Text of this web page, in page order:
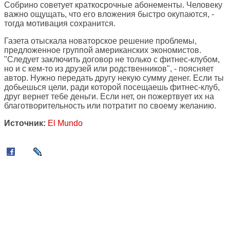
Собрино советует краткосрочные абонементы. Человеку
важно ощущать, что его вложения быстро окупаются, -
тогда мотивация сохранится.
Газета отыскала новаторское решение проблемы,
предложенное группой американских экономистов.
"Следует заключить договор не только с фитнес-клубом,
но и с кем-то из друзей или родственников", - поясняет
автор. Нужно передать другу некую сумму денег. Если ты
добьешься цели, ради которой посещаешь фитнес-клуб,
друг вернет тебе деньги. Если нет, он пожертвует их на
благотворительность или потратит по своему желанию.
Источник: El Mundo